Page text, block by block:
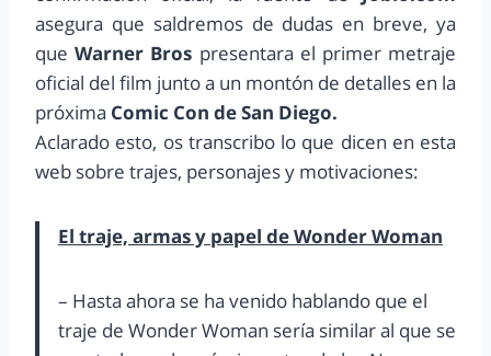
asegura que saldremos de dudas en breve, ya
queWarner Bros presentara el primer metraje
oficial del film junto a un montón de detalles en la
próxima Comic Con de San Diego.
Aclarado esto, os transcribo lo que dicen en esta
web sobre trajes, personajes y motivaciones:
El traje, armas y papel de Wonder Woman
– Hasta ahora se ha venido hablando que el
traje de Wonder Woman sería similar al que se